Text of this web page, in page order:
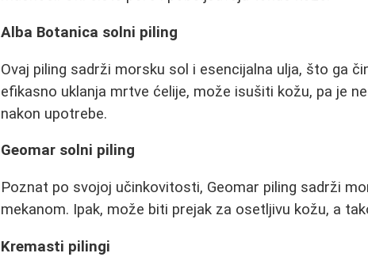
Alba Botanica solni piling
Ovaj piling sadrži morsku sol i esencijalna ulja, što ga
efikasno uklanja mrtve ćelije, može isušiti kožu, pa je
nakon upotrebe.
Geomar solni piling
Poznat po svojoj učinkovitosti, Geomar piling sadrži
mekanom. Ipak, može biti prejak za osetljivu kožu, a
Kremasti pilingi